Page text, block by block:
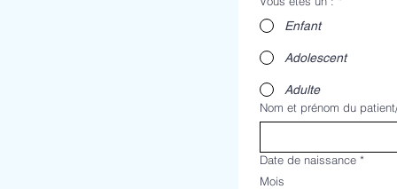
Enfant
Adolescent
Adulte
Nom et prénom du
Date de naissance *
Mois